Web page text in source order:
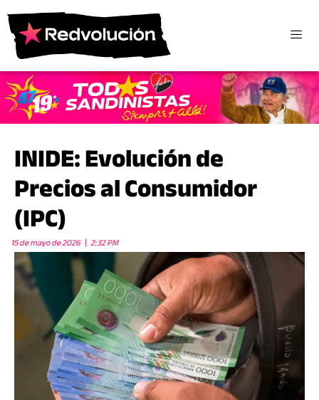
INIDE: Evolución de
Precios al Consumidor
(IPC)
15 de mayo de 2026 2:32 PM